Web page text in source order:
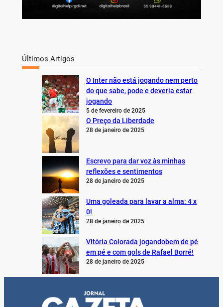
Últimos Artigos
O Inter não está jogando nem perto
do que sabe, pode e deveria estar
jogando
5 de fevereiro de 2025
O Preço da Liberdade
28 de janeiro de 2025
Escrevo para dar voz às minhas
reflexões e sentimentos
28 de janeiro de 2025
Uma goleada para lavar a alma: 4 x
0!
28 de janeiro de 2025
Vitória Colorada jogandobem de pé
em pé e com gols de Rafael Borré!
28 de janeiro de 2025